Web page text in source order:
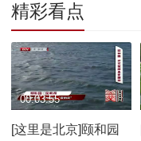
精彩看点
[这里是北京]颐和园
00:03:55